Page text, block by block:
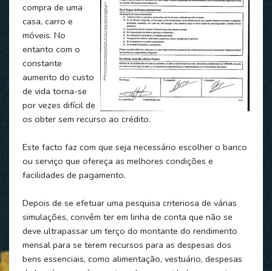
compra de uma
casa, carro e
móveis. No
entanto com o
constante
aumento do custo
de vida torna-se
por vezes difícil de
os obter sem recurso ao crédito.
Este facto faz com que seja necessário escolher o banco
ou serviço que ofereça as melhores condições e
facilidades de pagamento.
Depois de se efetuar uma pesquisa criteriosa de várias
simulações, convêm ter em linha de conta que não se
deve ultrapassar um terço do montante do rendimento
mensal para se terem recursos para as despesas dos
bens essenciais, como alimentação, vestuário, despesas